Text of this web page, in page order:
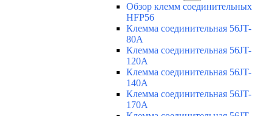
Обзор клемм соединительных
HFP56
Клемма соединительная 56JT-
80A
Клемма соединительная 56JT-
120A
Клемма соединительная 56JT-
140A
Клемма соединительная 56JT-
170A